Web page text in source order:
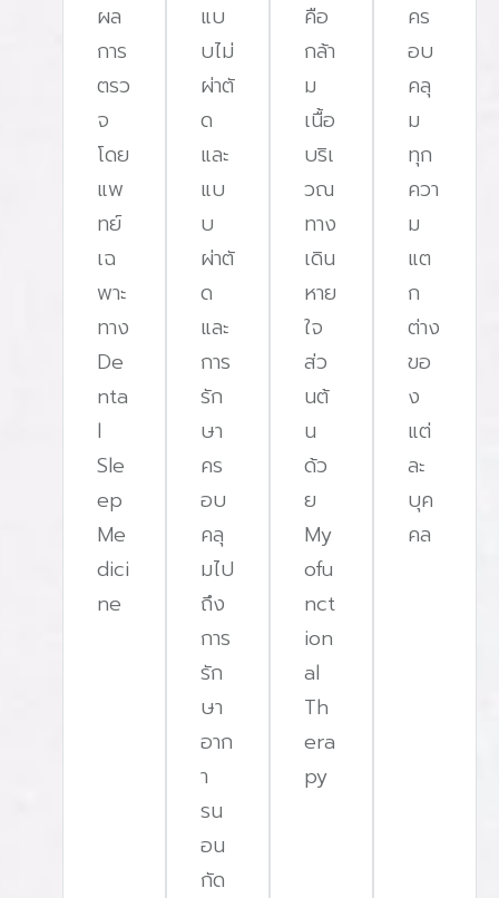
ผล
การ
ตรว
จ
โดย
แพ
ทย์
เฉ
พาะ
ทาง
De
nta
l
Sle
ep
Me
dici
ne
แบ
บไม่
ผ่าตั
ด
และ
แบ
บ
ผ่าตั
ด
และ
การ
รัก
ษา
คร
อบ
คลุ
มไป
ถึง
การ
รัก
ษา
อาก
า
รน
อน
กัด
คือ
กล้า
ม
เนื้อ
บริเ
วณ
ทาง
เดิน
หาย
ใจ
ส่ว
นต้
น
ด้ว
ย
My
ofu
nct
ion
al
Th
era
py
คร
อบ
คลุ
ม
ทุก
ควา
ม
แต
ก
ต่าง
ขอ
ง
แต่
ละ
บุค
คล